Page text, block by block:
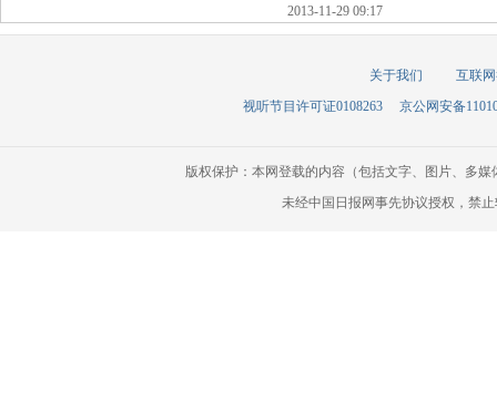
2013-11-29 09:17
关于我们
互联
视听节目许可证0108263
京公网安备
版权保护：本网登载的内容（包括文字、图片、多
未经中国日报网事先协议授权，禁止